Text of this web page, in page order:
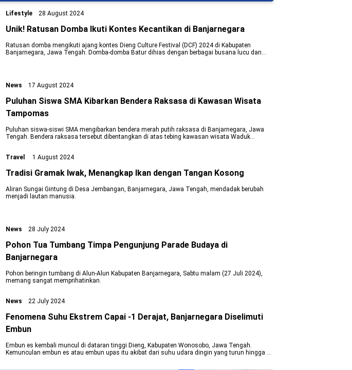
Lifestyle 28 August 2024
Unik! Ratusan Domba Ikuti Kontes Kecantikan di Banjarnegara
Ratusan domba mengikuti ajang kontes Dieng Culture Festival (DCF) 2024 di Kabupaten
Banjarnegara, Jawa Tengah. Domba-domba Batur dihias dengan berbagai busana lucu dan
News 17 August 2024
Puluhan Siswa SMA Kibarkan Bendera Raksasa di Kawasan Wisata
Tampomas
Puluhan siswa-siswi SMA mengibarkan bendera merah putih raksasa di Banjarnegara, Jawa
Tengah. Bendera raksasa tersebut dibentangkan di atas tebing kawasan wisata Waduk
Travel
1 August 2024
Tradisi Gramak Iwak, Menangkap Ikan dengan Tangan Kosong
Aliran Sungai Gintung di Desa Jembangan, Banjarnegara, Jawa Tengah, mendadak berubah
menjadi lautan manusia.
News 28 July 2024
Pohon Tua Tumbang Timpa Pengunjung Parade Budaya di
Banjarnegara
Pohon beringin tumbang di Alun-Alun Kabupaten Banjarnegara, Sabtu malam (27 Juli 2024),
memang sangat memprihatinkan.
News 22 July 2024
Fenomena Suhu Ekstrem Capai -1 Derajat, Banjarnegara Diselimuti
Embun
Embun es kembali muncul di dataran tinggi Dieng, Kabupaten Wonosobo, Jawa Tengah.
Kemunculan embun es atau embun upas itu akibat dari suhu udara dingin yang turun hingga di